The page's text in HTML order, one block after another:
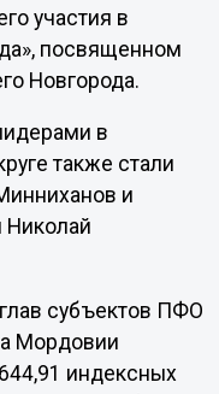
участия в
посвященном
Новгорода.
в
также стали
и
Николай
субъектов ПФО
Мордовии
индексных